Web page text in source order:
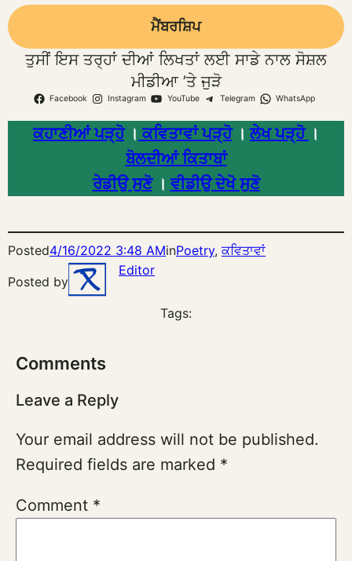
ਮੈਂਬਰਸ਼ਿਪ
ਤੁਸੀਂ ਇਸ ਤਰ੍ਹਾਂ ਦੀਆਂ ਲਿਖਤਾਂ ਲਈ ਸਾਡੇ ਨਾਲ ਸੋਸ਼ਲ
ਮੀਡੀਆ ’ਤੇ ਜੁੜੋ
Facebook Instagram YouTube Telegram WhatsApp
ਕਹਾਣੀਆਂ ਪੜ੍ਹੋ। ਕਵਿਤਾਵਾਂ ਪੜ੍ਹੋ।ਲੇਖ ਪੜ੍ਹੋ ।
ਬੋਲਦੀਆਂ ਕਿਤਾਬਾਂ
ਰੇਡੀਉ ਸੁਣੋ। ਵੀਡੀਉ ਦੇਖੋ ਸੁਣੋ
Posted4/16/2022 3:48 AMinPoetry, ਕਵਿਤਾਵਾਂ
Posted by
Editor
Tags:
Comments
Leave a Reply
Your email address will not be published.
Required fields are marked *
Comment *